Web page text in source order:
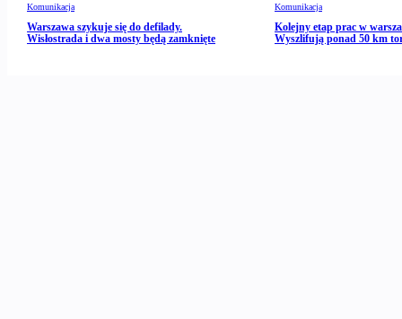
Komunikacja
Warszawa szykuje się do defilady.
Wisłostrada i dwa mosty będą zamknięte
Komunikacja
Kolejny etap prac w
Wyszlifują ponad 50 km